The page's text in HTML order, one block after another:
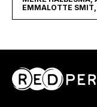
EMMALOTTE